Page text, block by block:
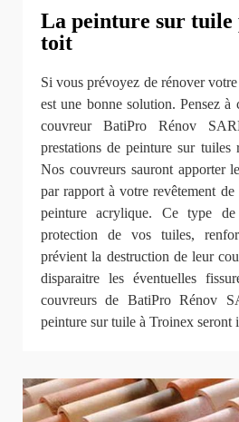
La peinture sur tuile
toit
Si vous prévoyez de rénover
est une bonne solution. Pensez à
couvreur BatiPro Rénov
prestations de peinture sur tuiles
Nos couvreurs sauront apporter
par rapport à votre revêtement
peinture acrylique. Ce type
protection de vos tuiles,
prévient la destruction de leur
disparaitre les éventuelles
couvreurs de BatiPro Rénov
peinture sur tuile à Troinex seront